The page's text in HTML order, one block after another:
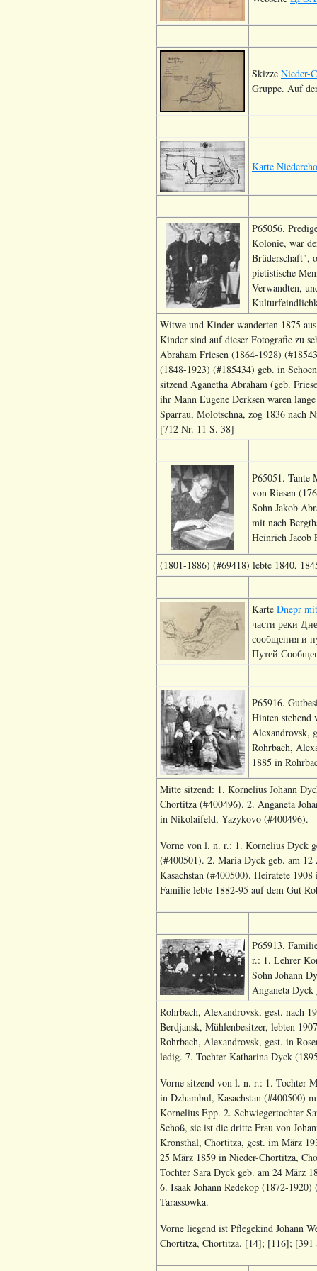
Skizze Nieder-
Gruppe. Auf
Karte
P65056.
Kolonie, war
Brüderschaft",
pietistische
Verwandten,
Witwe und Kinder wanderten 1875
Kinder sind auf dieser Fotografie zu
Abraham Friesen (1864-1928)
(1848-1923) (#185434) geb. in
sitzend Aganetha Abraham (geb.
ihr Mann Eugene Derksen waren
Sparrau, Molotschna, zog 1836 nach
[712 Nr. 11 S. 38]
P65051. Tante
von Riesen
Sohn Jakob
mit nach
Heinrich Jacob
(1801-1886) (#69418) lebte 1840,
Karte Dnepr
части реки
сообщения и
Путей
P65916.
Hinten stehend
Alexandrovsk,
Rohrbach,
1885 in
Mitte sitzend: 1. Kornelius Johann
Chortitza (#400496). 2. Anganeta
in Nikolaifeld, Yazykovo (#400496).
Vorne von l. n. r.: 1. Kornelius Dyck
(#400501). 2. Maria Dyck geb. am
Kasachstan (#400500). Heiratete
Familie lebte 1882-95 auf dem Gut
P65913.
r.: 1. Lehrer
Sohn Johann
Anganeta Dyck
Rohrbach, Alexandrovsk, gest. nach
Berdjansk, Mühlenbesitzer, lebten
Rohrbach, Alexandrovsk, gest. in
ledig. 7. Tochter Katharina Dyck
Vorne sitzend von l. n. r.: 1. Tochter
in Dzhambul, Kasachstan (#400500)
Kornelius Epp. 2. Schwiegertochter
Schoß, sie ist die dritte Frau von
Kronsthal, Chortitza, gest. im März
25 März 1859 in Nieder-Chortitza,
Tochter Sara Dyck geb. am 24 März
6. Isaak Johann Redekop (1872-
Tarassowka.
Vorne liegend ist Pflegekind Johann
Chortitza, Chortitza. [14]; [116]; [391